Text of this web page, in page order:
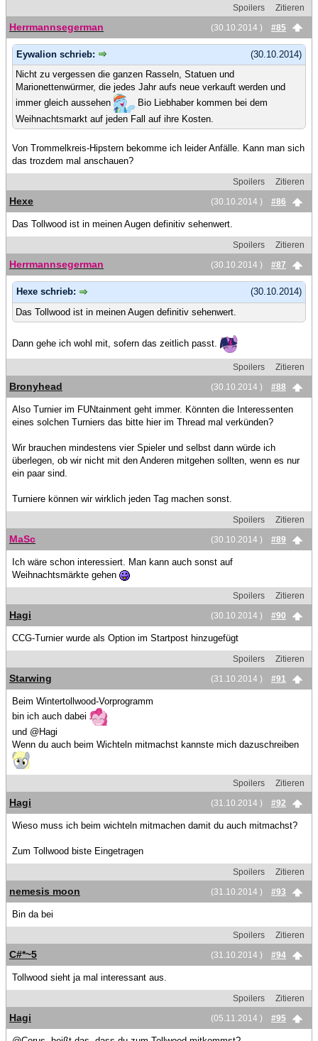
Spoilers
Zitieren
(30.10.2014 )
#85
Herrmannsegerman
(30.10.2014)
Eywalion schrieb:
Nicht zu vergessen die ganzen Rasseln, Statuen und
Marionettenwürmer, die jedes Jahr aufs neue verkauft werden und
immer gleich aussehen
Bio Liebhaber kommen bei dem
Weihnachtsmarkt auf jeden Fall auf ihre Kosten.
Von Trommelkreis-Hipstern bekomme ich leider Anfälle. Kann man sich
das trozdem mal anschauen?
Spoilers
Zitieren
(30.10.2014 )
#86
Hexe
Das Tollwood ist in meinen Augen definitiv sehenwert.
Spoilers
Zitieren
(30.10.2014 )
#87
Herrmannsegerman
(30.10.2014)
Hexe schrieb:
Das Tollwood ist in meinen Augen definitiv sehenwert.
Dann gehe ich wohl mit, sofern das zeitlich passt.
Spoilers
Zitieren
(30.10.2014 )
#88
Bronyhead
Also Turnier im FUNtainment geht immer. Könnten die Interessenten
eines solchen Turniers das bitte hier im Thread mal verkünden?
Wir brauchen mindestens vier Spieler und selbst dann würde ich
überlegen, ob wir nicht mit den Anderen mitgehen sollten, wenn es nur
ein paar sind.
Turniere können wir wirklich jeden Tag machen sonst.
Spoilers
Zitieren
(30.10.2014 )
#89
MaSc
Ich wäre schon interessiert. Man kann auch sonst auf
Weihnachtsmärkte gehen
Spoilers
Zitieren
(30.10.2014 )
#90
Hagi
CCG-Turnier wurde als Option im Startpost hinzugefügt
Spoilers
Zitieren
(31.10.2014 )
#91
Starwing
Beim Wintertollwood-Vorprogramm
bin ich auch dabei
und @Hagi
Wenn du auch beim Wichteln mitmachst kannste mich dazuschreiben
Spoilers
Zitieren
(31.10.2014 )
#92
Hagi
Wieso muss ich beim wichteln mitmachen damit du auch mitmachst?
Zum Tollwood biste Eingetragen
Spoilers
Zitieren
(31.10.2014 )
#93
nemesis moon
Bin da bei
Spoilers
Zitieren
(31.10.2014 )
#94
C#*~5
Tollwood sieht ja mal interessant aus.
Spoilers
Zitieren
(05.11.2014 )
#95
Hagi